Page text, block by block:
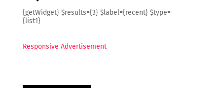
{getWidget} $results={3} $label={recent} $type=
{list1}
Responsive Advertisement